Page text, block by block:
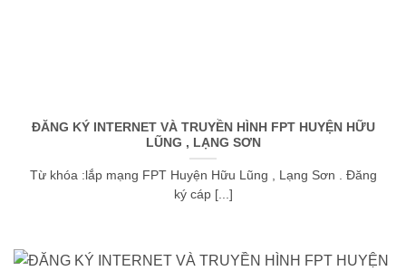
ĐĂNG KÝ INTERNET VÀ TRUYỀN HÌNH FPT HUYỆN HỮU
LŨNG , LẠNG SƠN
Từ khóa :lắp mạng FPT Huyện Hữu Lũng , Lạng Sơn . Đăng
ký cáp [...]